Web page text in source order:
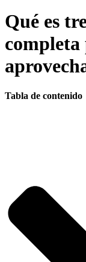
Qué es
Tabla de contenido